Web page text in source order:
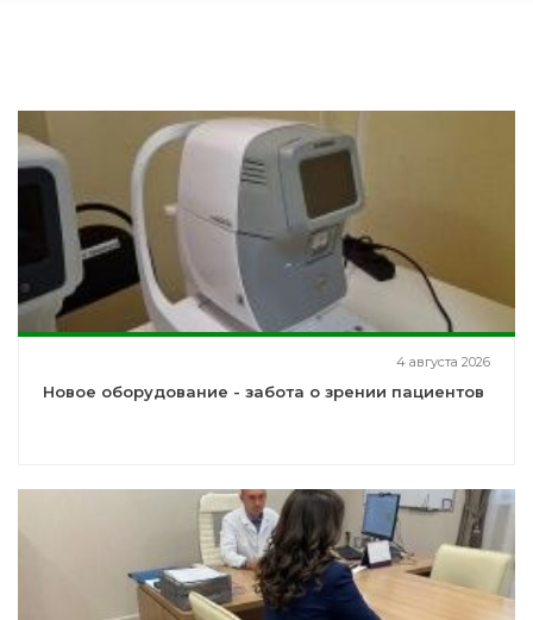
4 августа 2026
Новое оборудование - забота о зрении пациентов